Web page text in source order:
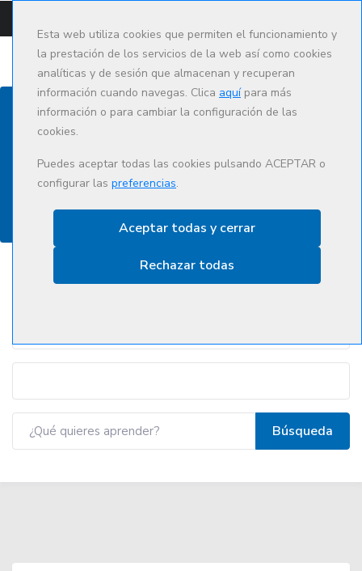
Esta web utiliza cookies que permiten el funcionamiento y
la prestación de los servicios de la web así como cookies
analíticas y de sesión que almacenan y recuperan
información cuando navegas. Clica aquípara más
información o para cambiar la configuración de las
cookies.
Puedes aceptar todas las cookies pulsando ACEPTAR o
configurar las preferencias.
Aceptar todas y cerrar
Rechazar todas
Oferta formativa